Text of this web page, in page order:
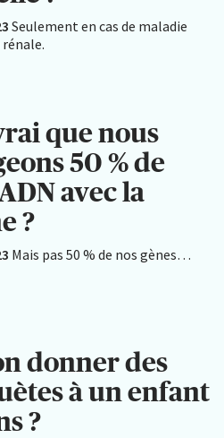
Seulement en cas de maladie
que nous
50 % de
avec la
?
Mais pas 50 % de nos gènes…
donner des
à un enfant
?